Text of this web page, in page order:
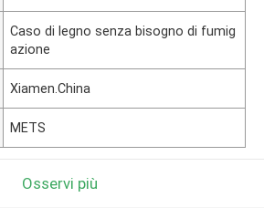
Caso di legno senza bisogno di fumig
azione
Xiamen.China
METS
Osservi più